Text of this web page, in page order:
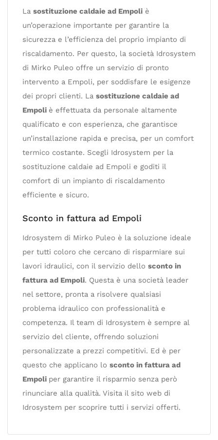
La sostituzione caldaie ad Empoli è
un’operazione importante per garantire la
sicurezza e l’efficienza del proprio impianto di
riscaldamento. Per questo, la società Idrosystem
di Mirko Puleo offre un servizio di pronto
intervento a Empoli, per soddisfare le esigenze
dei propri clienti. La sostituzione caldaie ad
Empoli è effettuata da personale altamente
qualificato e con esperienza, che garantisce
un’installazione rapida e precisa, per un comfort
termico costante. Scegli Idrosystem per la
sostituzione caldaie ad Empoli e goditi il
comfort di un impianto di riscaldamento
efficiente e sicuro.
Sconto in fattura ad Empoli
Idrosystem di Mirko Puleo è la soluzione ideale
per tutti coloro che cercano di risparmiare sui
lavori idraulici, con il servizio dello sconto in
fattura ad Empoli. Questa è una società leader
nel settore, pronta a risolvere qualsiasi
problema idraulico con professionalità e
competenza. Il team di Idrosystem è sempre al
servizio del cliente, offrendo soluzioni
personalizzate a prezzi competitivi. Ed è per
questo che applicano lo sconto in fattura ad
Empoli per garantire il risparmio senza però
rinunciare alla qualità. Visita il sito web di
Idrosystem per scoprire tutti i servizi offerti.